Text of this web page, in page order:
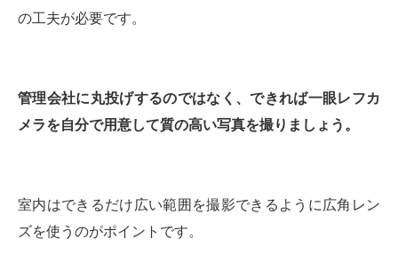
の工夫が必要です。
管理会社に丸投げするのではなく、できれば一眼レフカ
メラを自分で用意して質の高い写真を撮りましょう。
室内はできるだけ広い範囲を撮影できるように広角レン
ズを使うのがポイントです。